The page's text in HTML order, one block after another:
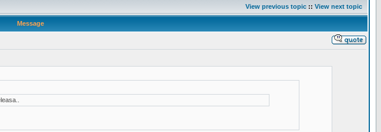
View previous topic :: View next topic
Message